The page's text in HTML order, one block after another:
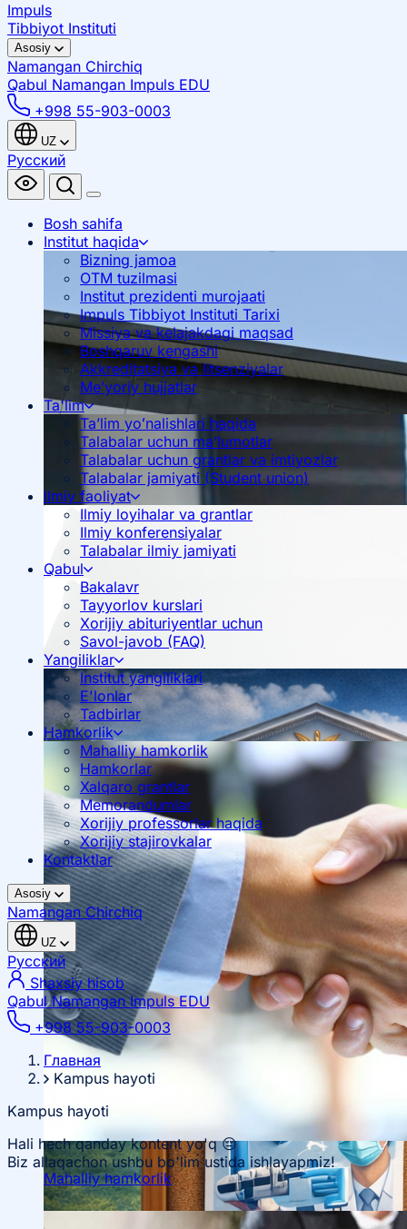
Impuls
Tibbiyot Instituti
Asosiy
Namangan Chirchiq
Qabul Namangan Impuls EDU
+998 55-903-0003
UZ
Русский
Bosh sahifa
Institut haqida
Bizning jamoa
OTM tuzilmasi
Institut prezidenti murojaati
Impuls Tibbiyot Instituti Tarixi
Missiya va kelajakdagi maqsad
Boshqaruv kengashi
Akkreditatsiya va litsenziyalar
Me’yoriy hujjatlar
Ta'lim
Ta’lim yoʻnalishlari haqida
Talabalar uchun ma’lumotlar
Talabalar uchun grantlar va imtiyozlar
Talabalar jamiyati (Student union)
Ilmiy faoliyat
Ilmiy loyihalar va grantlar
Ilmiy konferensiyalar
Talabalar ilmiy jamiyati
Qabul
Bakalavr
Tayyorlov kurslari
Xorijiy abituriyentlar uchun
Savol-javob (FAQ)
Yangiliklar
Institut yangiliklari
E'lonlar
Tadbirlar
Hamkorlik
Mahalliy hamkorlik
Mahalliy hamkorlik
Hamkorlar
Xalqaro grantlar
Memorandumlar
Xorijiy professorlar haqida
Xorijiy stajirovkalar
Kontaktlar
Asosiy
NamanganChirchiq
UZ
Русский
Shaxsiy hisob
Qabul Namangan Impuls EDU
+998 55-903-0003
Главная
Kampus hayoti
Kampus hayoti
Hali hech qanday kontent yo'q 😔
Biz allaqachon ushbu bo'lim ustida ishlayapmiz!